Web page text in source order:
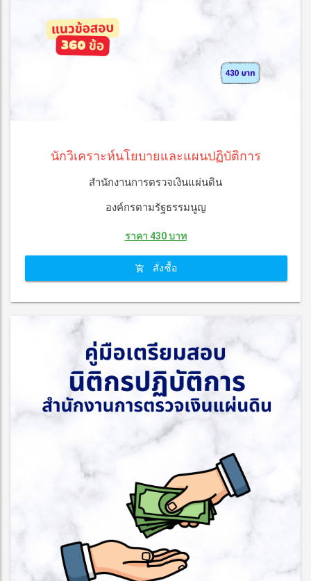
นักวิเคราะห์นโยบายและแผนปฏิบัติการ
สำนักงานการตรวจเงินแผ่นดิน
องค์กรตามรัฐธรรมนูญ
ราคา 430 บาท
สั่งซื้อ